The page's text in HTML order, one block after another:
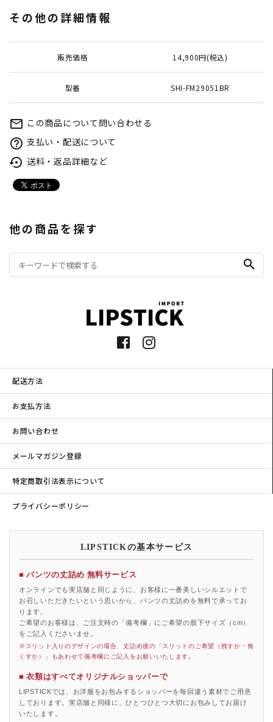
その他の詳細情報
販売価格 14,900円(税込)
型番 SHI-FM29051BR
mail_outline この商品について問い合わせる
help_outline 支払い・配送について
settings_backup_restore 送料・返品詳細など
他の商品を探す
search
配送方法
お支払方法
お問い合わせ
メールマガジン登録
特定商取引法表示について
プライバシーポリシー
LIPSTICKの基本サービス
■ パンツの丈詰め 無料サービス
オンラインでも実店舗と同じように、お客様に一番美しいシルエットで
お召しいただきたいという思いから、パンツの丈詰めを無料で承ってお
ります。
ご希望のお客様は、ご注文時の「備考欄」にご希望の股下サイズ（cm）
をご記入くださいませ。
※スリット入りのデザインの場合、丈詰め後の「スリットのご希望（残すか・無
くすか）」もあわせて備考欄にご記入をお願いいたします。
■ 衣類はすべてオリジナルショッパーで
LIPSTICKでは、お洋服をお包みするショッパーを毎回違う素材でご用意
しております。実店舗と同様に、ひとつひとつ大切にお包みしてお届け
いたします。